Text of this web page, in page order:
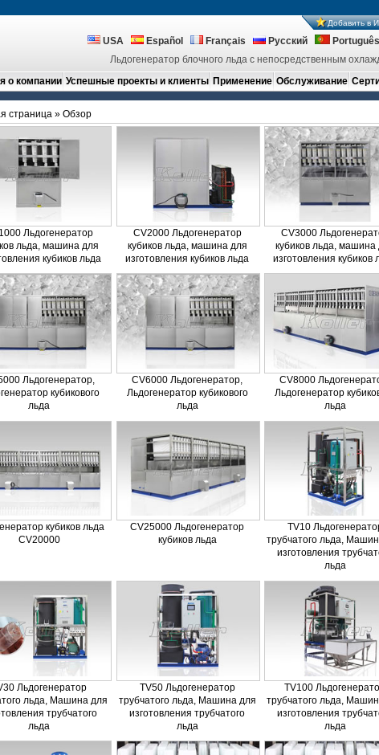
Добавить в
USA Español Français Русский Português
Льдогенератор блочного льда с непосредственным
о компании Успешные проекты и клиенты Применение Обслуживание
страница» Обзор
Льдогенератор
льда, машина для
кубиков льда
CV2000 Льдогенератор
кубиков льда, машина для
изготовления кубиков льда
CV3000
кубиков льда, машина
изготовления кубиков
Льдогенератор,
кубикового
льда
CV6000 Льдогенератор,
Льдогенератор кубикового
льда
CV8000
Льдогенератор
льда
кубиков льда
CV20000
CV25000 Льдогенератор
кубиков льда
TV10
трубчатого льда,
изготовления
льда
Льдогенератор
льда, Машина для
трубчатого
льда
TV50 Льдогенератор
трубчатого льда, Машина для
изготовления трубчатого
льда
TV100
трубчатого льда,
изготовления
льда